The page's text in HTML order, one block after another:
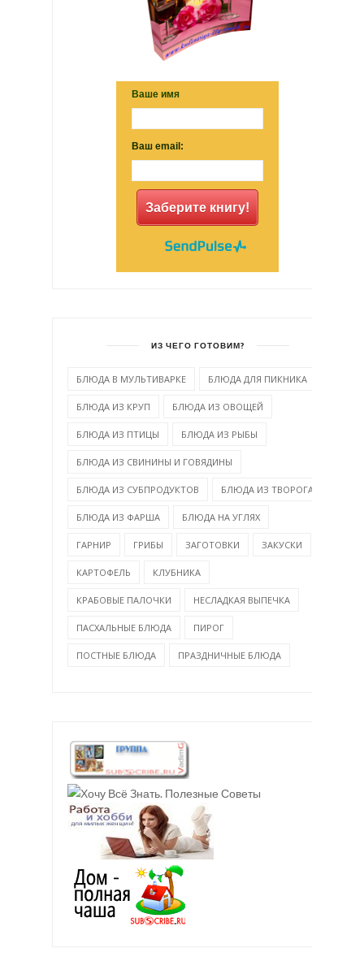
Ваше имя
Ваш email:
Заберите книгу!
ИЗ ЧЕГО ГОТОВИМ?
БЛЮДА В МУЛЬТИВАРКЕ БЛЮДА ДЛЯ ПИКНИКА
БЛЮДА ИЗ КРУП БЛЮДА ИЗ ОВОЩЕЙ
БЛЮДА ИЗ ПТИЦЫ БЛЮДА ИЗ РЫБЫ
БЛЮДА ИЗ СВИНИНЫ И ГОВЯДИНЫ
БЛЮДА ИЗ СУБПРОДУКТОВ БЛЮДА ИЗ ТВОРОГА
БЛЮДА ИЗ ФАРША БЛЮДА НА УГЛЯХ
ГАРНИР ГРИБЫ ЗАГОТОВКИ ЗАКУСКИ
КАРТОФЕЛЬ КЛУБНИКА
КРАБОВЫЕ ПАЛОЧКИ НЕСЛАДКАЯ ВЫПЕЧКА
ПАСХАЛЬНЫЕ БЛЮДА ПИРОГ
ПОСТНЫЕ БЛЮДА ПРАЗДНИЧНЫЕ БЛЮДА